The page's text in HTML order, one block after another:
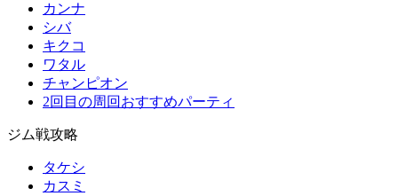
カンナ
シバ
キクコ
ワタル
チャンピオン
2回目の周回おすすめパーティ
ジム戦攻略
タケシ
カスミ